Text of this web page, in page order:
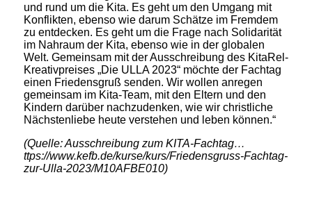
und rund um die Kita. Es geht um den Umgang mit
Konflikten, ebenso wie darum Schätze im Fremdem
zu entdecken. Es geht um die Frage nach Solidarität
im Nahraum der Kita, ebenso wie in der globalen
Welt. Gemeinsam mit der Ausschreibung des KitaRel-
Kreativpreises „Die ULLA 2023“ möchte der Fachtag
einen Friedensgruß senden. Wir wollen anregen
gemeinsam im Kita-Team, mit den Eltern und den
Kindern darüber nachzudenken, wie wir christliche
Nächstenliebe heute verstehen und leben können.“
(Quelle: Ausschreibung zum KITA-Fachtag…
ttps://www.kefb.de/kurse/kurs/Friedensgruss-Fachtag-
zur-Ulla-2023/M10AFBE010)